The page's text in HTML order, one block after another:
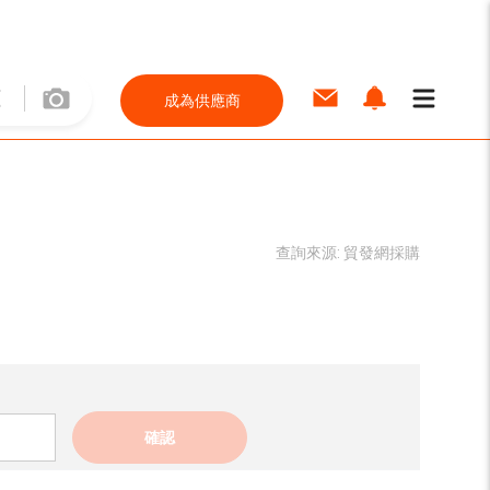
成為供應商
查詢來源: 貿發網採購
確認